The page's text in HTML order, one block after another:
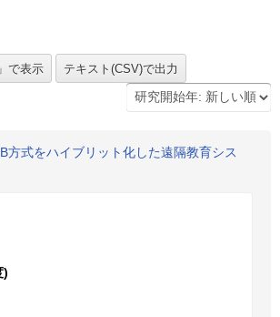
方式をハイブリット化した遠隔教育シス
)